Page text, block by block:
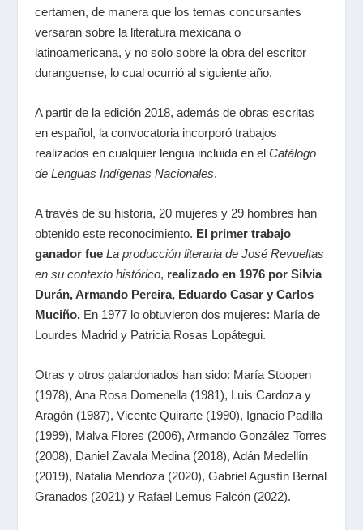
certamen, de manera que los temas concursantes
versaran sobre la literatura mexicana o
latinoamericana, y no solo sobre la obra del escritor
duranguense, lo cual ocurrió al siguiente año.
A partir de la edición 2018, además de obras escritas
en español, la convocatoria incorporó trabajos
realizados en cualquier lengua incluida en el Catálogo
de Lenguas Indígenas Nacionales.
A través de su historia, 20 mujeres y 29 hombres han
obtenido este reconocimiento. El primer trabajo
ganador fue La producción literaria de José Revueltas
en su contexto histórico, realizado en 1976 por Silvia
Durán, Armando Pereira, Eduardo Casar y Carlos
Muciño.En 1977 lo obtuvieron dos mujeres: María de
Lourdes Madrid y Patricia Rosas Lopátegui.
Otras y otros galardonados han sido: María Stoopen
(1978), Ana Rosa Domenella (1981), Luis Cardoza y
Aragón (1987), Vicente Quirarte (1990), Ignacio Padilla
(1999), Malva Flores (2006), Armando González Torres
(2008), Daniel Zavala Medina (2018), Adán Medellín
(2019), Natalia Mendoza (2020), Gabriel Agustín Bernal
Granados (2021) y Rafael Lemus Falcón (2022).